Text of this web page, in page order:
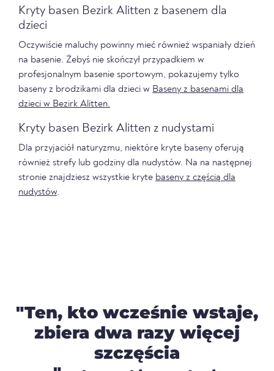
Kryty basen Bezirk Alitten z basenem dla
dzieci
Oczywiście maluchy powinny mieć również wspaniały dzień
na basenie. Żebyś nie skończył przypadkiem w
profesjonalnym basenie sportowym, pokazujemy tylko
baseny z brodzikami dla dzieci w Baseny z basenami dla
dzieci w Bezirk Alitten.
Kryty basen Bezirk Alitten z nudystami
Dla przyjaciół naturyzmu, niektóre kryte baseny oferują
również strefy lub godziny dla nudystów. Na na następnej
stronie znajdziesz wszystkie kryte baseny z częścią dla
nudystów.
"Ten, kto wcześnie wstaje,
zbiera dwa razy więcej
szczęścia